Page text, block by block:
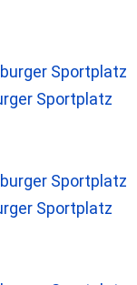
Sportplatz
Sportplatz